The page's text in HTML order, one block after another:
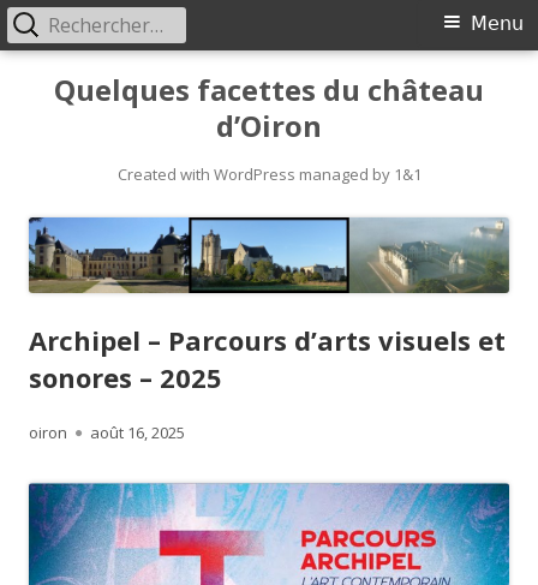
Quelques facettes du château
d’Oiron
Created with WordPress managed by 1&1
Primary
Menu
Menu
Rechercher :
Archipel – Parcours d’arts visuels et
sonores – 2025
Author
oiron
Published
août 16, 2025